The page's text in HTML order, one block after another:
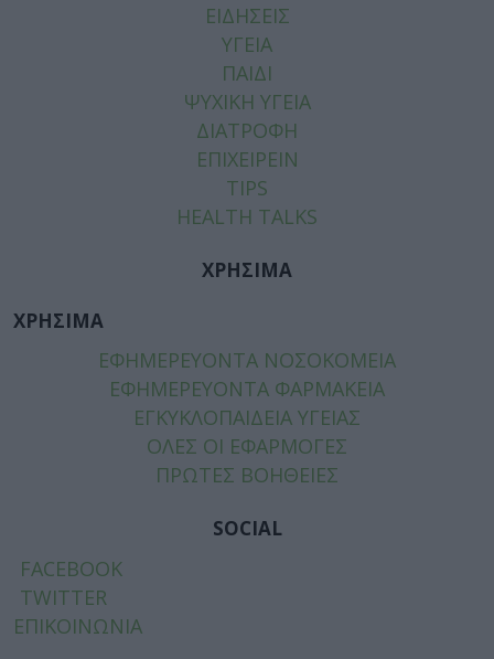
ΕΙΔΗΣΕΙΣ
ΥΓΕΙΑ
ΠΑΙΔΙ
ΨΥΧΙΚΗ ΥΓΕΙΑ
ΔΙΑΤΡΟΦΗ
ΕΠΙΧΕΙΡΕΙΝ
TIPS
HEALTH TALKS
ΧΡΗΣΙΜΑ
ΧΡΗΣΙΜΑ
ΕΦΗΜΕΡΕΥΟΝΤΑ ΝΟΣΟΚΟΜΕΙΑ
ΕΦΗΜΕΡΕΥΟΝΤΑ ΦΑΡΜΑΚΕΙΑ
ΕΓΚΥΚΛΟΠΑΙΔΕΙΑ ΥΓΕΙΑΣ
ΟΛΕΣ ΟΙ ΕΦΑΡΜΟΓΕΣ
ΠΡΩΤΕΣ ΒΟΗΘΕΙΕΣ
SOCIAL
FACEBOOK
TWITTER
ΕΠΙΚΟΙΝΩΝΙΑ